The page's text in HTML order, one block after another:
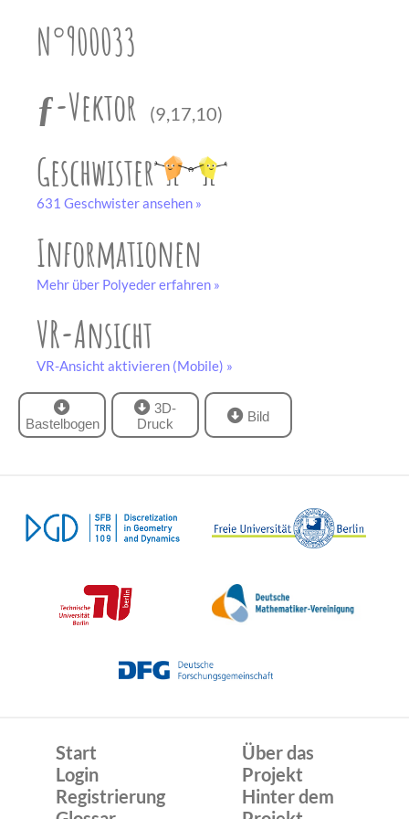
N°900033
ƒ-Vektor
(9,17,10)
Geschwister
631 Geschwister ansehen »
Informationen
Mehr über Polyeder erfahren »
VR-Ansicht
VR-Ansicht aktivieren (Mobile) »
Bastelbogen
3D-
Druck
Bild
Start
Login
Registrierung
Über das
Projekt
Hinter dem